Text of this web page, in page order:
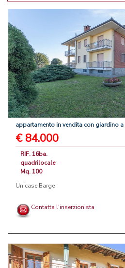
appartamento invendita con giardino a
€ 84.000
RIF. 16ba.
quadrilocale
Mq. 100
Unicase Barge
Contatta l'inserzionista